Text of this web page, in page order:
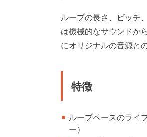
ループの長さ、ピッチ
は機械的なサウンドか
にオリジナルの音源と
特徴
ループベースのライ
ー）